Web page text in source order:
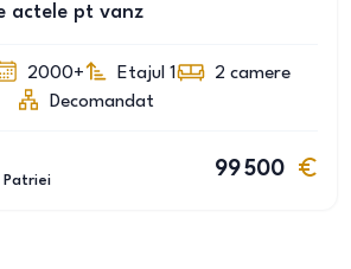
actele pt vanz
2000+ Etajul 1 2 camere
Decomandat
99 500